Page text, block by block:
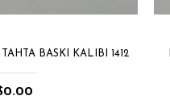
BASKI KALIBI 1412